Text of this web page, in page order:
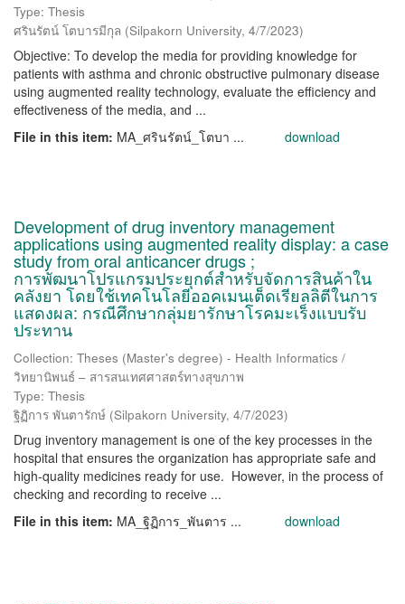
Type: Thesis
ศรินรัตน์ โตบารมีกุล (Silpakorn University, 4/7/2023)
Objective: To develop the media for providing knowledge for
patients with asthma and chronic obstructive pulmonary disease
using augmented reality technology, evaluate the efficiency and
effectiveness of the media, and ...
File in this item: MA_ศรินรัตน์_โตบา ... download
Development of drug inventory management
applications using augmented reality display: a case
study from oral anticancer drugs ;
การพัฒนาโปรแกรมประยุกต์สำหรับจัดการสินค้าใน
คลังยา โดยใช้เทคโนโลยีออคเมนเต็ดเรียลลิตีในการ
แสดงผล: กรณีศึกษากลุ่มยารักษาโรคมะเร็งแบบรับ
ประทาน
Collection: Theses (Master's degree) - Health Informatics /
วิทยานิพนธ์ – สารสนเทศศาสตร์ทางสุขภาพ
Type: Thesis
ฐิฏิการ พันตารักษ์ (Silpakorn University, 4/7/2023)
Drug inventory management is one of the key processes in the
hospital that ensures the organization has appropriate safe and
high-quality medicines ready for use. However, in the process of
checking and recording to receive ...
File in this item: MA_ฐิฏิการ_พันตาร ... download